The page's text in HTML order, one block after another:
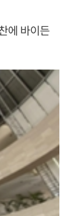
에 바이든